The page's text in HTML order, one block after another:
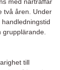
två åren. Under
till